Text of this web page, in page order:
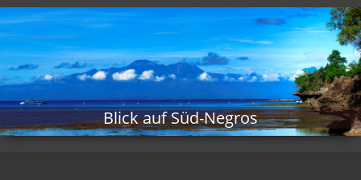
Blick auf Süd-Negros